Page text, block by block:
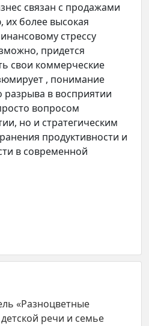
связан с продажами
более высокая
стрессу
придется
свои коммерческие
, понимание
разрыва в восприятии
вопросом
но и стратегическим
продуктивности и
в современной
«Разноцветные
речи и семье